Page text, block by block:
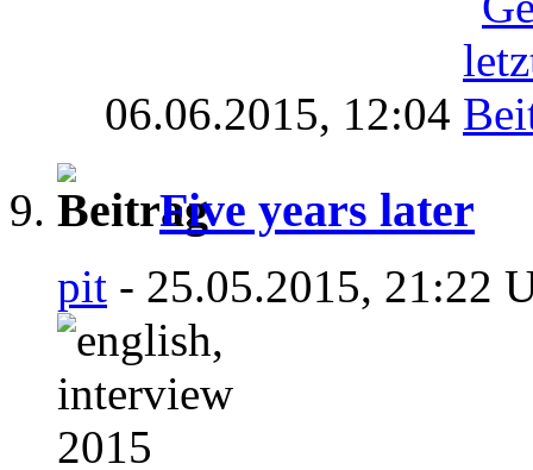
06.06.2015, 12:04
Five years later
pit - 25.05.2015, 21:22